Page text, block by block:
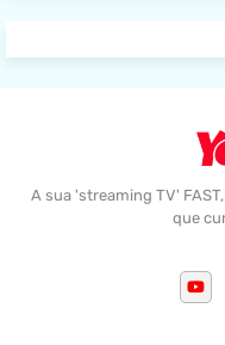
A sua 'streaming TV'
que